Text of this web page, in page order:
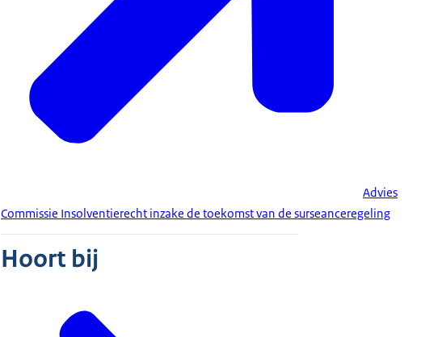
Advies
Commissie Insolventierecht inzake de toekomst van de surseanceregeling
Hoort bij